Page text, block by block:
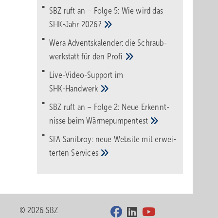
SBZ ruft an – Folge 5: Wie wird das
SHK-Jahr 2026?
Wera Adventskalender: die Schraub­
werk­statt für den Pro­fi
Live-Video-Support im
SHK-Handwerk
SBZ ruft an – Folge 2: Neue Erkennt­
nisse beimWärme­pumpen­test
SFA Sanibroy: neue Web­site mit erwei­
tertenServices
© 2026 SBZ